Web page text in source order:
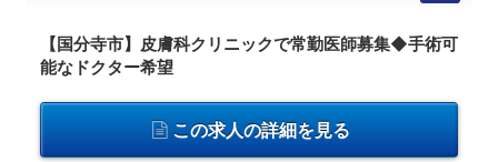
【国分寺市】皮膚科クリニックで常勤医師募集◆手術可
能なドクター希望
この求人の詳細を見る